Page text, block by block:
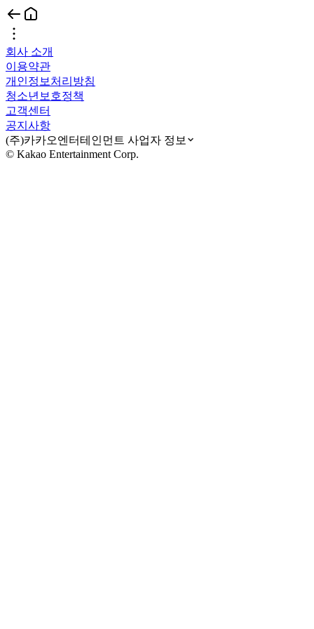
회사 소개
이용약관
개인정보처리방침
청소년보호정책
고객센터
공지사항
(주)카카오엔터테인먼트 사업자 정보
© Kakao Entertainment Corp.